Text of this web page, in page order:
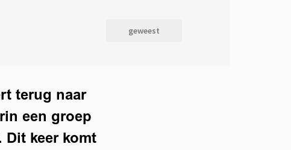
geweest
terug naar
een groep
keer komt